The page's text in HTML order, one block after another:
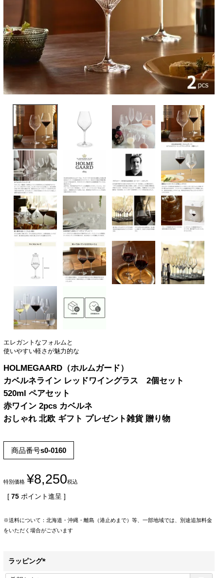
エレガントなフォルムと
使いやすい軽さが魅力的な
HOLMEGAARD（ホルムガード）
カベルネライン レッドワイングラス 2個セット
520ml ペアセット
赤ワイン 2pcs カベルネ
おしゃれ 北欧 ギフト プレゼント雑貨 贈り物
商品番号s0-0160
特別価格 ¥8,250税込
[ 75 ポイント進呈 ]
※送料について：北海道・沖縄・離島（港止めまで）等、一部地域では、別途追加料金
をいただく場合がございます
ラッピング
(